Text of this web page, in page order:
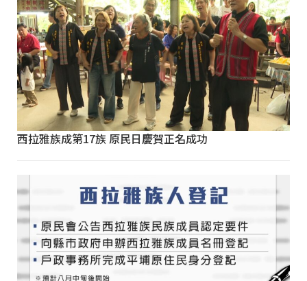
西拉雅族成第17族 原民日慶賀正名成功